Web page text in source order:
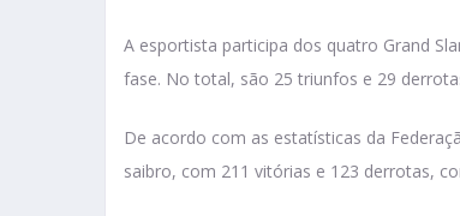
A esportista participa dos quatro Grand
fase. No total, são 25 triunfos e 29
De acordo com as estatísticas da
saibro, com 211 vitórias e 123 derrotas,